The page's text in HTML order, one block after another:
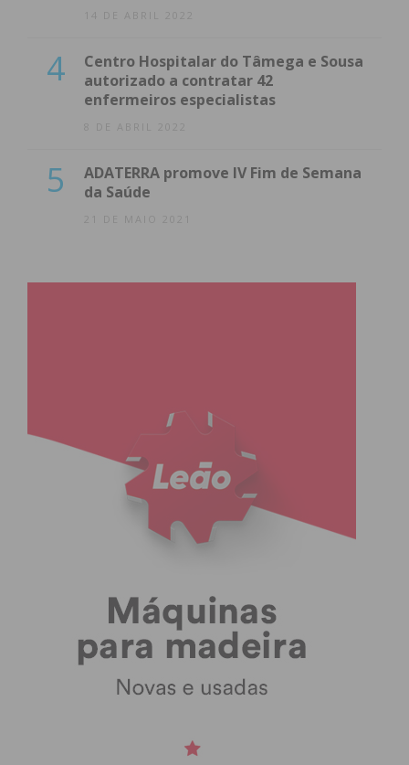
14 DE ABRIL 2022
4
Centro Hospitalar do Tâmega e Sousa
autorizado a contratar 42
enfermeiros especialistas
8 DE ABRIL 2022
5
ADATERRA promove IV Fim de Semana
da Saúde
21 DE MAIO 2021